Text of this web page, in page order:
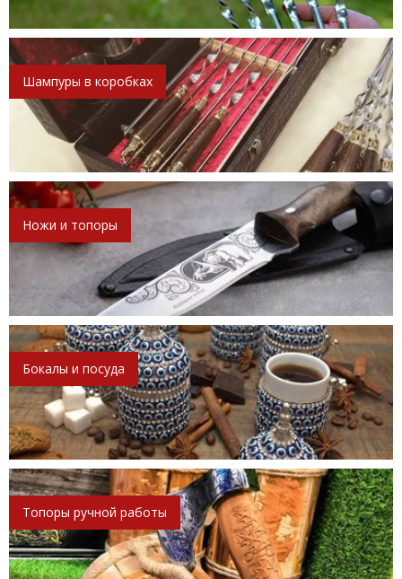
Шампуры в коробках
Ножи и топоры
Бокалы и посуда
Топоры ручной работы